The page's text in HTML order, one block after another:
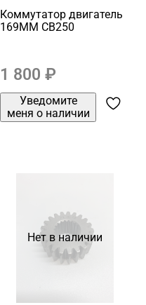
Коммутатор двигатель
169MM CB250
1 800 ₽
Уведомите
меня о наличии
Нет в наличии